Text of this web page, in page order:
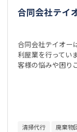
合同会社テイ
合同会社テイオー
利屋業を行ってい
客様の悩みや困り
清掃代行 廃棄物